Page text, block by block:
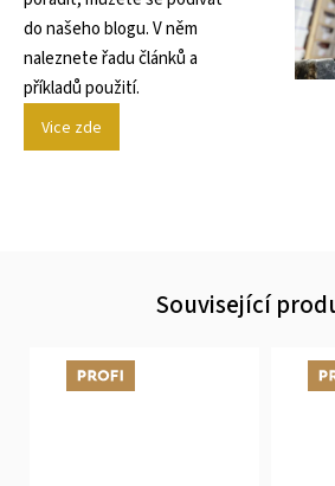
do našeho blogu. V něm
naleznete řadu článků a
příkladů použití.
Vice zde
Související
Tip